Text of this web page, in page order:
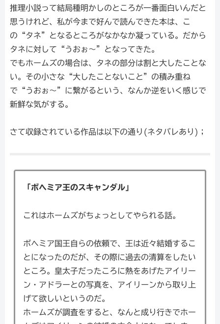
推理小説って結局種明かしのところが一番面白いんだと
思うけれど、私が今まで好んで読んできた本は、こ
の“タネ”となるところがなかなか凝っている。だから
タネに対して“うおぉ～”となってきた。
でもホームズの場合は、タネの部分は割と大したことな
い。その小さな“大したことないこと”の積み重ね
で“うおぉ～”に繋がるという、なんか逆をいく感じで
新鮮な気がする。
さて収録されている作品は以下の通り(ネタバレあり)；
「ボヘミア王のスキャンダル」
これはホームズがちょっとしてやられる話。
ボヘミア国王自らの依頼で、王は近々結婚するこ
とになったのだが、その際に過去の清算をしたい
ところ。皇太子だったころに熱をあげたアイリー
ン・アドラーとの写真を、アイリーンから取り上
げて欲しいというのだ。
ホームズが調査をすると、なんと成り行きでホー